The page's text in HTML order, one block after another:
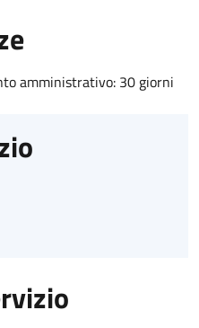
amministrativo: 30 giorni